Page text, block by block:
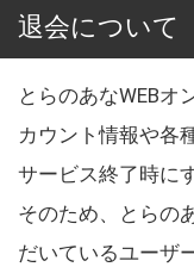
退会について
とらのあなWEBオ
カウント情報や各
サービス終了時に
そのため、とらの
だいているユーザ